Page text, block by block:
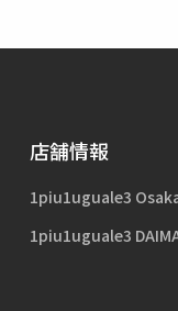
店舗情報
1piu1uguale3
1piu1uguale3